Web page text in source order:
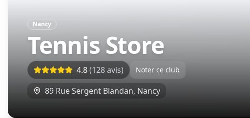
Nancy
Tennis Store
4.8(128avis) Noter ce club
89 Rue Sergent Blandan, Nancy